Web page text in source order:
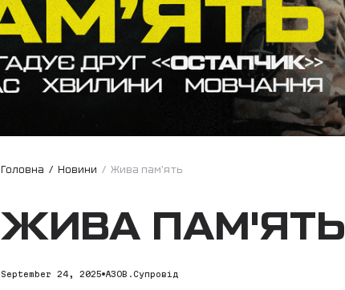
Головна /Новини /Жива пам'ять
ЖИВА ПАМ'ЯТЬ
September 24, 2025 АЗОВ.Супровід